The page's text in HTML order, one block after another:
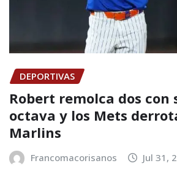
DEPORTIVAS
Robert remolca dos con
octava y los Mets
Marlins
Francomacorisanos Jul 31,